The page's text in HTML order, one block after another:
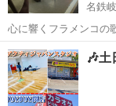
名鉄
心に響くフラメンコの歌
米から北アメリカにか
国際語です。 歌ってスペイン語にも親しめるフラメンコやラテンの
歌。 スペイン語で歌
岐阜 岐阜市
🎶土